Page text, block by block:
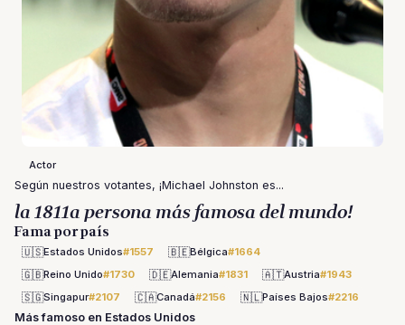
Actor
Según nuestros votantes, ¡Michael Johnston es...
la 1811a persona más famosa del mundo!
Fama por país
🇺🇸Estados Unidos#1557 🇧🇪Bélgica#1664
🇬🇧Reino Unido#1730 🇩🇪Alemania#1831 🇦🇹Austria#1943
🇸🇬Singapur#2107 🇨🇦Canadá#2156 🇳🇱Países Bajos#2216
Más famoso en Estados Unidos